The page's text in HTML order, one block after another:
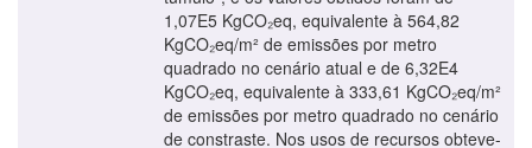
1,07E5 KgCO₂eq, equivalente à 564,82
KgCO₂eq/m² de emissões por metro
quadrado no cenário atual e de 6,32E4
KgCO₂eq, equivalente à 333,61 KgCO₂eq/m²
de emissões por metro quadrado no cenário
de constraste. Nos usos de recursos obteve-